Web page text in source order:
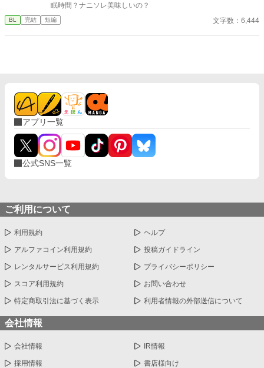
眠時間？ナニソレ美味しいの？
BL 完結 短編 文字数：6,444
アプリ一覧
公式SNS一覧
ご利用について
利用規約 ヘルプ
アルファコイン利用規約 投稿ガイドライン
レンタルサービス利用規約 プライバシーポリシー
スコア利用規約 お問い合わせ
特定商取引法に基づく表示 利用者情報の外部送信について
会社情報
会社情報 IR情報
採用情報 書店様向け